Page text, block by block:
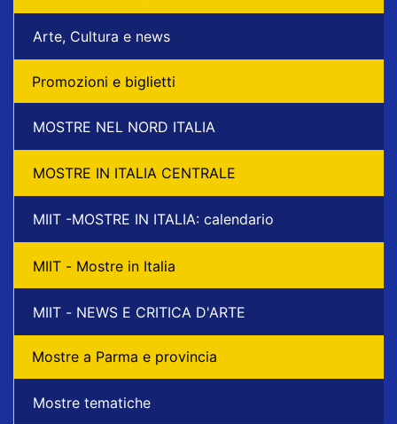
Arte, Cultura e news
Promozioni e biglietti
MOSTRE NEL NORD ITALIA
MOSTRE IN ITALIA CENTRALE
MIIT -MOSTRE IN ITALIA: calendario
MIIT - Mostre in Italia
MIIT - NEWS E CRITICA D'ARTE
Mostre a Parma e provincia
Mostre tematiche